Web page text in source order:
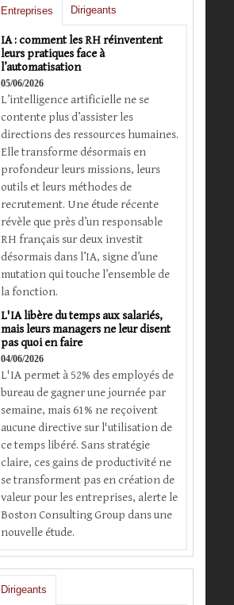
Entreprises Dirigeants
IA : comment les RH réinventent
leurs pratiques face à
l’automatisation
05/06/2026
L’intelligence artificielle ne se
contente plus d’assister les
directions des ressources humaines.
Elle transforme désormais en
profondeur leurs missions, leurs
outils et leurs méthodes de
recrutement. Une étude récente
révèle que près d’un responsable
RH français sur deux investit
désormais dans l’IA, signe d’une
mutation qui touche l’ensemble de
la fonction.
L'IA libère du temps aux salariés,
mais leurs managers ne leur disent
pas quoi en faire
04/06/2026
L'IA permet à 52% des employés de
bureau de gagner une journée par
semaine, mais 61% ne reçoivent
aucune directive sur l'utilisation de
ce temps libéré. Sans stratégie
claire, ces gains de productivité ne
se transforment pas en création de
valeur pour les entreprises, alerte le
Boston Consulting Group dans une
nouvelle étude.
Dirigeants